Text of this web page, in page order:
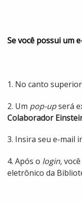
Se você possui um
1. No canto
2. Um pop-upserá
Colaborador
3. Insira seu e-mail
4. Após o login,
eletrônico da